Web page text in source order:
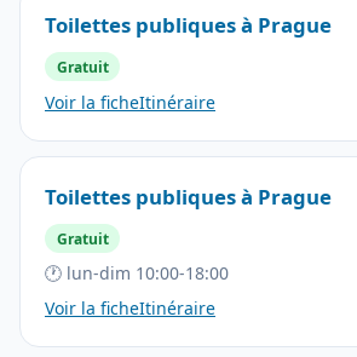
Toilettes publiques à Prague
Gratuit
Voir la ficheItinéraire
Toilettes publiques à Prague
Gratuit
🕐 lun-dim 10:00-18:00
Voir la ficheItinéraire